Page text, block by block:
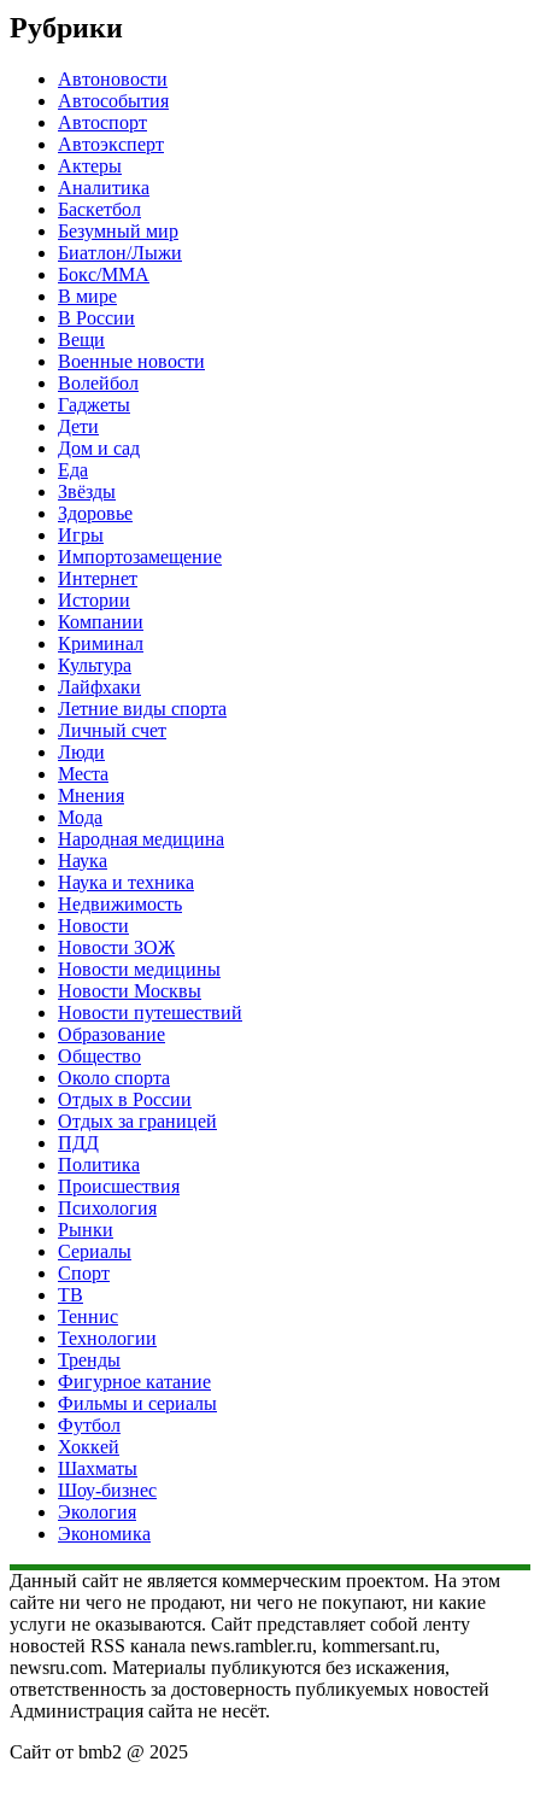
Рубрики
Автоновости
Автособытия
Автоспорт
Автоэксперт
Актеры
Аналитика
Баскетбол
Безумный мир
Биатлон/Лыжи
Бокс/MMA
В мире
В России
Вещи
Военные новости
Волейбол
Гаджеты
Дети
Дом и сад
Еда
Звёзды
Здоровье
Игры
Импортозамещение
Интернет
Истории
Компании
Криминал
Культура
Лайфхаки
Летние виды спорта
Личный счет
Люди
Места
Мнения
Мода
Народная медицина
Наука
Наука и техника
Недвижимость
Новости
Новости ЗОЖ
Новости медицины
Новости Москвы
Новости путешествий
Образование
Общество
Около спорта
Отдых в России
Отдых за границей
ПДД
Политика
Происшествия
Психология
Рынки
Сериалы
Спорт
ТВ
Теннис
Технологии
Тренды
Фигурное катание
Фильмы и сериалы
Футбол
Хоккей
Шахматы
Шоу-бизнес
Экология
Экономика
Данный сайт не является коммерческим проектом. На этом
сайте ни чего не продают, ни чего не покупают, ни какие
услуги не оказываются. Сайт представляет собой ленту
новостей RSS канала news.rambler.ru, kommersant.ru,
newsru.com. Материалы публикуются без искажения,
ответственность за достоверность публикуемых новостей
Администрация сайта не несёт.
Сайт от bmb2 @ 2025